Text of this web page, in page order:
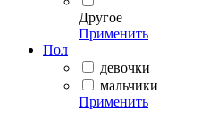
Другое
Применить
Пол
девочки
мальчики
Применить